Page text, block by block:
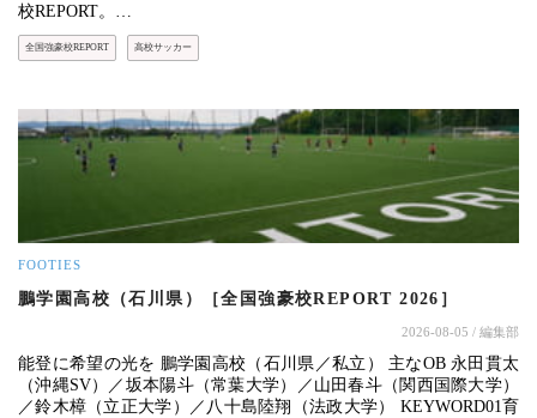
校REPORT。…
全国強豪校REPORT 高校サッカー
FOOTIES
鵬学園高校（石川県）［全国強豪校REPORT 2026］
2026-08-05 / 編集部
能登に希望の光を 鵬学園高校（石川県／私立） 主なOB 永田貫太
（沖縄SV）／坂本陽斗（常葉大学）／山田春斗（関西国際大学）
／鈴木樟（立正大学）／八十島陸翔（法政大学） KEYWORD01育